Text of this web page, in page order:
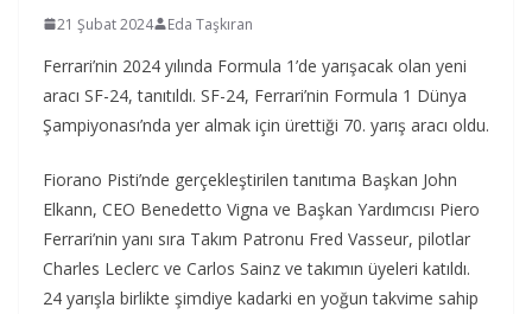
21 Şubat 2024 Eda Taşkıran
Ferrari’nin 2024 yılında Formula 1’de yarışacak olan yeni
aracı SF-24, tanıtıldı. SF-24, Ferrari’nin Formula 1 Dünya
Şampiyonası’nda yer almak için ürettiği 70. yarış aracı oldu.
Fiorano Pisti’nde gerçekleştirilen tanıtıma Başkan John
Elkann, CEO Benedetto Vigna ve Başkan Yardımcısı Piero
Ferrari’nin yanı sıra Takım Patronu Fred Vasseur, pilotlar
Charles Leclerc ve Carlos Sainz ve takımın üyeleri katıldı.
24 yarışla birlikte şimdiye kadarki en yoğun takvime sahip